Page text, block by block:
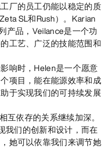
厂的员工仍能以稳定的质
SL和Rush）。Karian
产品，Veilance是一个功
工艺、广泛的技能范围和
响时，Helen是一个愿意
项目，能在能源效率和成
于实现我们的可持续发展
依存的关系继续加深。
我们的创新和设计，而在
她可以依靠我们来调节她